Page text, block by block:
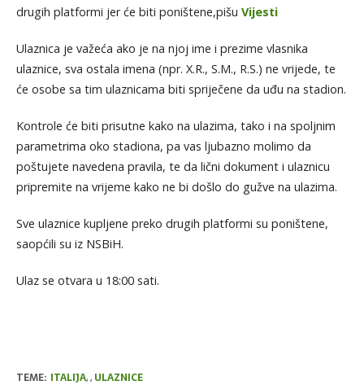
drugih platformi jer će biti poništene,pišu Vijesti
Ulaznica je važeća ako je na njoj ime i prezime vlasnika
ulaznice, sva ostala imena (npr. X.R., S.M., R.S.) ne vrijede, te
će osobe sa tim ulaznicama biti spriječene da uđu na stadion.
Kontrole će biti prisutne kako na ulazima, tako i na spoljnim
parametrima oko stadiona, pa vas ljubazno molimo da
poštujete navedena pravila, te da lični dokument i ulaznicu
pripremite na vrijeme kako ne bi došlo do gužve na ulazima.
Sve ulaznice kupljene preko drugih platformi su poništene,
saopćili su iz NSBiH.
Ulaz se otvara u 18:00 sati.
TEME: ITALIJA,, ULAZNICE